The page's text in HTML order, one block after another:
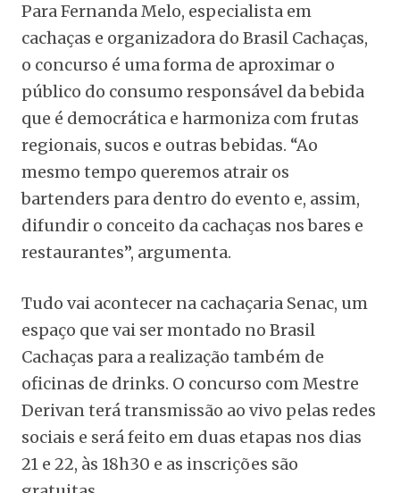
Para Fernanda Melo, especialista em
cachaças e organizadora do Brasil Cachaças,
o concurso é uma forma de aproximar o
público do consumo responsável da bebida
que é democrática e harmoniza com frutas
regionais, sucos e outras bebidas. “Ao
mesmo tempo queremos atrair os
bartenders para dentro do evento e, assim,
difundir o conceito da cachaças nos bares e
restaurantes”, argumenta.
Tudo vai acontecer na cachaçaria Senac, um
espaço que vai ser montado no Brasil
Cachaças para a realização também de
oficinas de drinks. O concurso com Mestre
Derivan terá transmissão ao vivo pelas redes
sociais e será feito em duas etapas nos dias
21 e 22, às 18h30 e as inscrições são